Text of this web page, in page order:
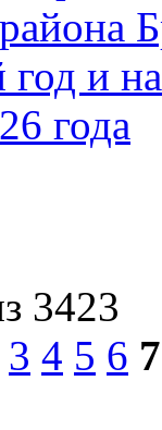
и
года
3423
3 4 5 6 7